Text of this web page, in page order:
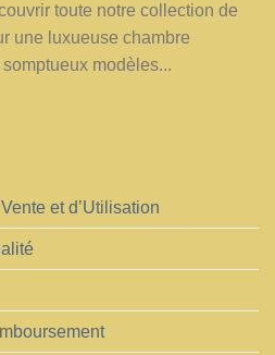
toute notre collection de
une luxueuse chambre
modèles...
et d’Utilisation